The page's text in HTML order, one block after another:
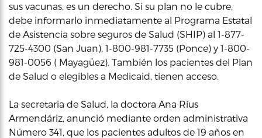
sus vacunas, es un derecho. Si su plan no le cubre,
debe informarlo inmediatamente al Programa Estatal
de Asistencia sobre seguros de Salud (SHIP) al 1-877-
725-4300 (San Juan), 1-800-981-7735 (Ponce) y 1-800-
981-0056 ( Mayagüez). También los pacientes del Plan
de Salud o elegibles a Medicaid, tienen acceso.
La secretaria de Salud, la doctora Ana Ríus
Armendáriz, anunció mediante orden administrativa
Número 341, que los pacientes adultos de 19 años en